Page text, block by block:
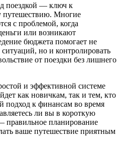
поездкой — ключ к
путешествию. Многие
с проблемой, когда
или возникают
бюджета помогает не
но и контролировать
от поездки без лишнего
и эффективной системе
как новичкам, так и тем, кто
подход к финансам во время
ли вы в короткую
правильное планирование
ваше путешествие приятным